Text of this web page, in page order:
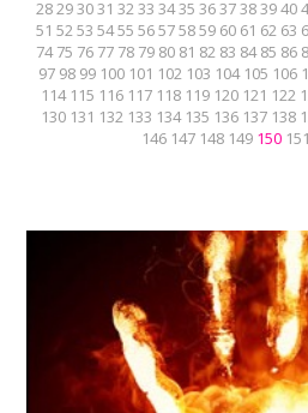
28293031 3233 3435 3637383940
51 5253 5455 56575859 60 61 62 63
74 75 76 77 78 79 80 81 82 83 84 85 86
97 98 99 100 101 102 103 104 105 106
114 115 116 117 118 119 120 121 122
130 131 132 133 134 135 136 137 138
146 147 148 149150 151